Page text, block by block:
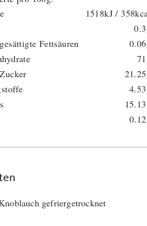
1518kJ /
Fettsäuren
gefriergetrocknet